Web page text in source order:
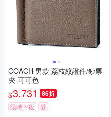
COACH 男款 荔枝紋證件/鈔票
夾-可可色
$3,731 86折
限時下殺 券